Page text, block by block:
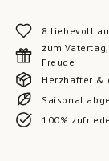
8 liebevoll
zum
Freude
Herzhafter &
Saisonal
100%